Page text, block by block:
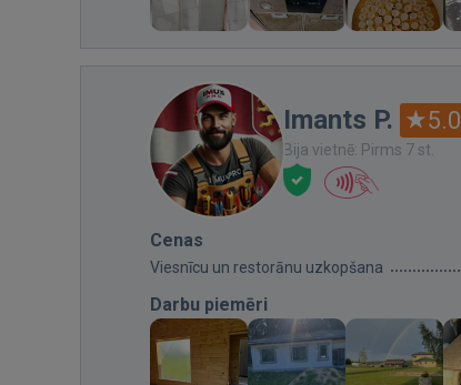
Imants P. 5.0
Bija vietnē: Pirms 7 st.
Cenas
Viesnīcu un restorānu uzkopšana
Darbu piemēri